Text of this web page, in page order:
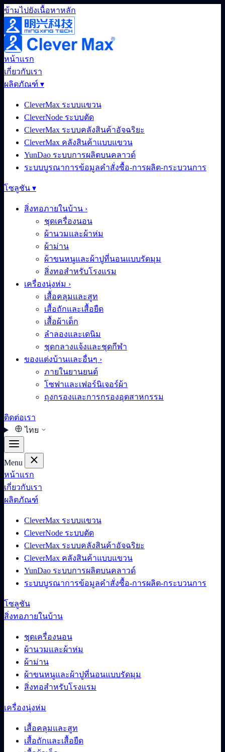
ข้ามไปยังเนื้อหาหลัก
หน้าแรก
เกี่ยวกับเรา
ผลิตภัณฑ์ ▾
CleverMax ระบบแขวน
CleverNode ระบบตัด
CleverMax ระบบคลังสินค้าอัจฉริยะ
CleverMax คลังสินค้าแบบแขวน
YunDao ระบบการผลิตบนคลาวด์
ระบบบูรณาการข้อมูลคำสั่งซื้อ-การผลิต-กระบวนการ
โซลูชัน ▾
สิ่งทอภายในบ้าน ›
ชุดเครื่องนอน
ผ้านวมและผ้าห่ม
ผ้าม่าน
ผ้าขนหนูและผ้าปูที่นอนแบบรัดมุม
สิ่งทอสำหรับโรงแรม
เครื่องนุ่งห่ม ›
เสื้อคลุมและสูท
เสื้อถักและเสื้อยืด
เสื้อผ้าเด็ก
ลำลองและเดนิม
ชุดกลางแจ้งและชุดกีฬา
ของแต่งบ้านและอื่นๆ ›
ภายในยานยนต์
โซฟาและเฟอร์นิเจอร์ผ้า
ถุงกรองและการกรองอุตสาหกรรม
ติดต่อเรา
ไทย
Menu
หน้าแรก
เกี่ยวกับเรา
ผลิตภัณฑ์
CleverMax ระบบแขวน
CleverNode ระบบตัด
CleverMax ระบบคลังสินค้าอัจฉริยะ
CleverMax คลังสินค้าแบบแขวน
YunDao ระบบการผลิตบนคลาวด์
ระบบบูรณาการข้อมูลคำสั่งซื้อ-การผลิต-กระบวนการ
โซลูชัน
สิ่งทอภายในบ้าน
ชุดเครื่องนอน
ผ้านวมและผ้าห่ม
ผ้าม่าน
ผ้าขนหนูและผ้าปูที่นอนแบบรัดมุม
สิ่งทอสำหรับโรงแรม
เครื่องนุ่งห่ม
เสื้อคลุมและสูท
เสื้อถักและเสื้อยืด